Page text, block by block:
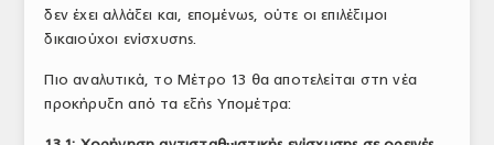
δεν έχει αλλάξει και, επομένως, ούτε οι επιλέξιμοι
δικαιούχοι ενίσχυσης.
Πιο αναλυτικά, το Μέτρο 13 θα αποτελείται στη νέα
προκήρυξη από τα εξής Υπομέτρα: